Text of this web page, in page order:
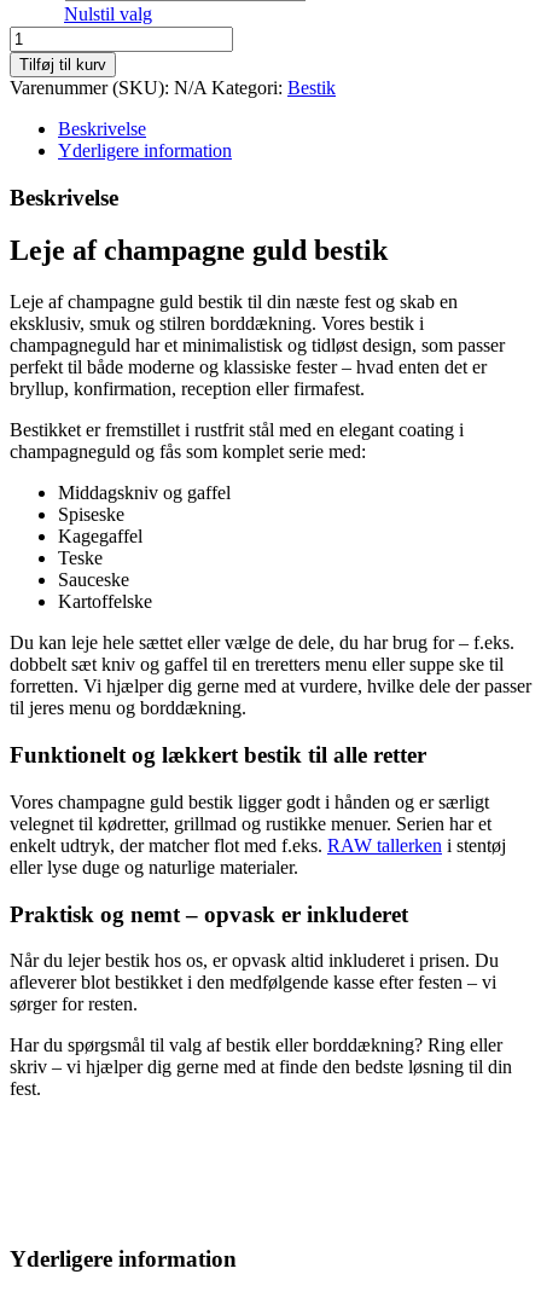
Nulstil valg
RAW
-
Champagne
guld
antal
Tilføj til kurv
Varenummer (SKU): N/A Kategori: Bestik
Beskrivelse
Yderligere information
Beskrivelse
Leje af champagne guld bestik
Leje af champagne guld bestik til din næste fest og skab en
eksklusiv, smuk og stilren borddækning. Vores bestik i
champagneguld har et minimalistisk og tidløst design, som passer
perfekt til både moderne og klassiske fester – hvad enten det er
bryllup, konfirmation, reception eller firmafest.
Bestikket er fremstillet i rustfrit stål med en elegant coating i
champagneguld og fås som komplet serie med:
Middagskniv og gaffel
Spiseske
Kagegaffel
Teske
Sauceske
Kartoffelske
Du kan leje hele sættet eller vælge de dele, du har brug for – f.eks.
dobbelt sæt kniv og gaffel til en treretters menu eller suppe ske til
forretten. Vi hjælper dig gerne med at vurdere, hvilke dele der passer
til jeres menu og borddækning.
Funktionelt og lækkert bestik til alle retter
Vores champagne guld bestik ligger godt i hånden og er særligt
velegnet til kødretter, grillmad og rustikke menuer. Serien har et
enkelt udtryk, der matcher flot med f.eks. RAW tallerken i stentøj
eller lyse duge og naturlige materialer.
Praktisk og nemt – opvask er inkluderet
Når du lejer bestik hos os, er opvask altid inkluderet i prisen. Du
afleverer blot bestikket i den medfølgende kasse efter festen – vi
sørger for resten.
Har du spørgsmål til valg af bestik eller borddækning? Ring eller
skriv – vi hjælper dig gerne med at finde den bedste løsning til din
fest.
Yderligere information